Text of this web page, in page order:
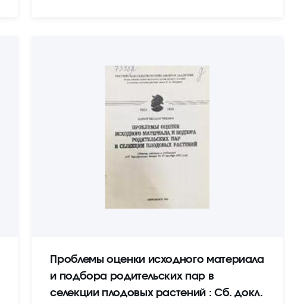
Проблемы оценки исходного материала
и подбора родительских пар в
селекции плодовых растений : Сб. докл.